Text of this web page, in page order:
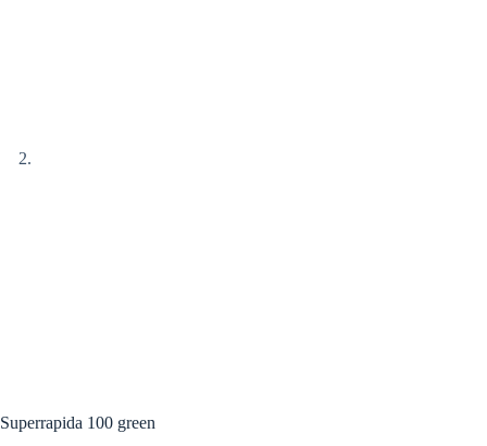
Superrapida 100 green